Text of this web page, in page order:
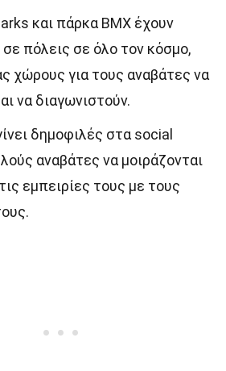
και πάρκα BMX έχουν
σε πόλεις σε όλο τον κόσμο,
χώρους για τους αναβάτες να
να διαγωνιστούν.
δημοφιλές στα social
αναβάτες να μοιράζονται
εμπειρίες τους με τους